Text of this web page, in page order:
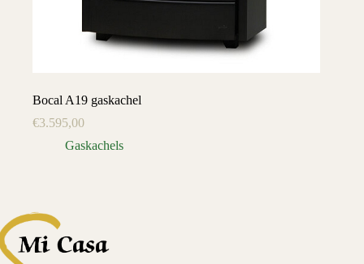
Bocal A19 gaskachel
€3.595,00
Gaskachels